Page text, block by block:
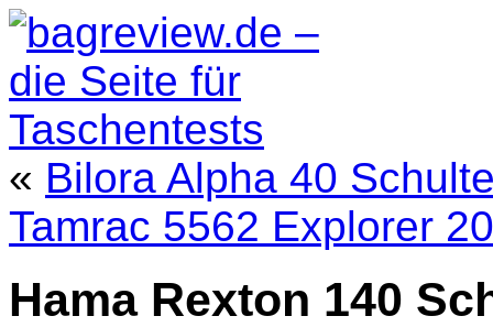
« Bilora Alpha 40
Tamrac 5562 Explorer
Hama Rexton 140